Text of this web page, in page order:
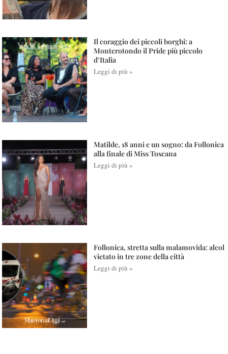
Il coraggio dei piccoli borghi: a
Monterotondo il Pride più piccolo
d’Italia
Leggi di più »
Matilde, 18 anni e un sogno: da Follonica
alla finale di Miss Toscana
Leggi di più »
Follonica, stretta sulla malamovida: alcol
vietato in tre zone della città
Leggi di più »